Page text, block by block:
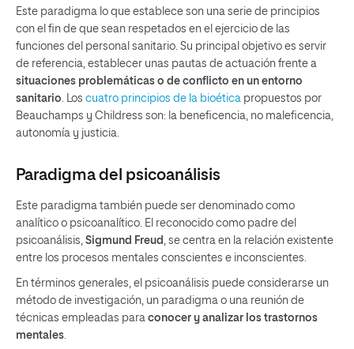
Este paradigma lo que establece son una serie de principios
con el fin de que sean respetados en el ejercicio de las
funciones del personal sanitario. Su principal objetivo es servir
de referencia, establecer unas pautas de actuación frente a
situaciones problemáticas o de conflicto en un entorno
sanitario. Los cuatro principios de la bioética propuestos por
Beauchamps y Childress son: la beneficencia, no maleficencia,
autonomía y justicia.
Paradigma del psicoanálisis
Este paradigma también puede ser denominado como
analítico o psicoanalítico. El reconocido como padre del
psicoanálisis, Sigmund Freud, se centra en la relación existente
entre los procesos mentales conscientes e inconscientes.
En términos generales, el psicoanálisis puede considerarse un
método de investigación, un paradigma o una reunión de
técnicas empleadas para conocer y analizar los trastornos
mentales.